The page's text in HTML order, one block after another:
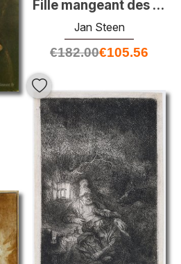
Fille mangeant des huîtres
Jan Steen
€182.00€105.56